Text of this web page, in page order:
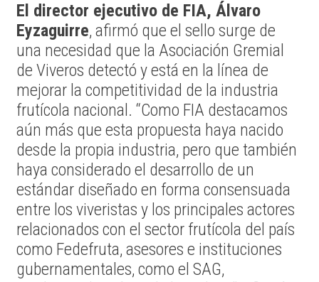
El director ejecutivo de FIA, Álvaro
Eyzaguirre, afirmó que el sello surge de
una necesidad que la Asociación Gremial
de Viveros detectó y está en la línea de
mejorar la competitividad de la industria
frutícola nacional. “Como FIA destacamos
aún más que esta propuesta haya nacido
desde la propia industria, pero que también
haya considerado el desarrollo de un
estándar diseñado en forma consensuada
entre los viveristas y los principales actores
relacionados con el sector frutícola del país
como Fedefruta, asesores e instituciones
gubernamentales, como el SAG,